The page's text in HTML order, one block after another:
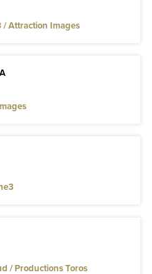
/ Attraction Images
Occupation double Afrique du Sud / Productions Toros